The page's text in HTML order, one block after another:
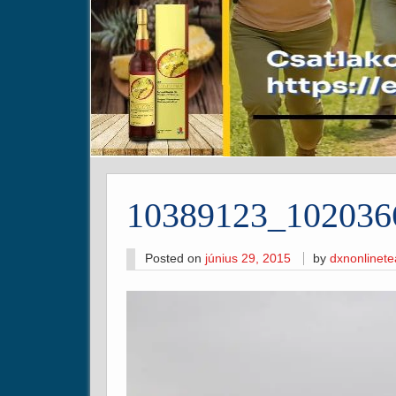
Posted on június 29, 2015 by